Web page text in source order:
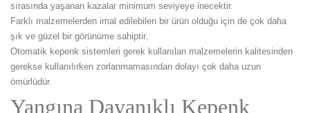
sırasında yaşanan kazalar minimum seviyeye inecektir.
Farklı malzemelerden imal edilebilen bir ürün olduğu için de çok daha
şık ve güzel bir görünüme sahiptir.
Otomatik kepenk sistemleri gerek kullanılan malzemelerin kalitesinden
gerekse kullanılırken zorlanmamasından dolayı çok daha uzun
ömürlüdür.
Yangına Dayanıklı Kepenk